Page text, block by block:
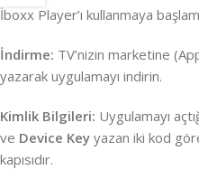
İboxx Player’ı kullanmaya
İndirme: TV’nizin marketine
yazarak uygulamayı indirin.
Kimlik Bilgileri: Uygulamayı
ve Device Key yazan iki kod
kapısıdır.